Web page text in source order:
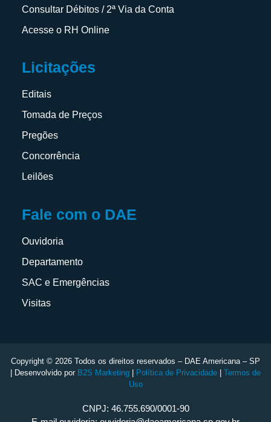
Consultar Débitos / 2ª Via da Conta
Acesse o RH Online
Licitações
Editais
Tomada de Preços
Pregões
Concorrência
Leilões
Fale com o DAE
Ouvidoria
Departamento
SAC e Emergências
Visitas
Copyright © 2026 Todos os direitos reservados – DAE Americana – SP
| Desenvolvido por B2S Marketing | Política de Privacidade | Termos de
Uso
CNPJ: 46.755.690/0001-90